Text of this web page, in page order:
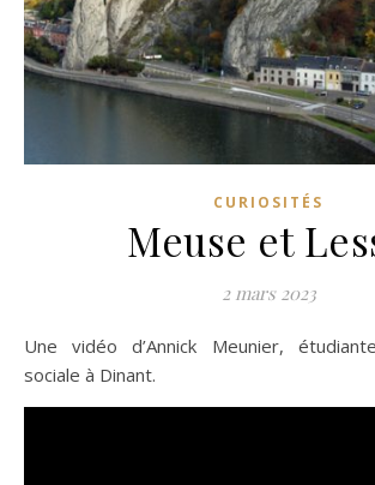
CURIOSITÉS
Meuse et
2 mars 2023
Une vidéo d’Annick Meunier, étudiante en promotion
sociale à Dinant.